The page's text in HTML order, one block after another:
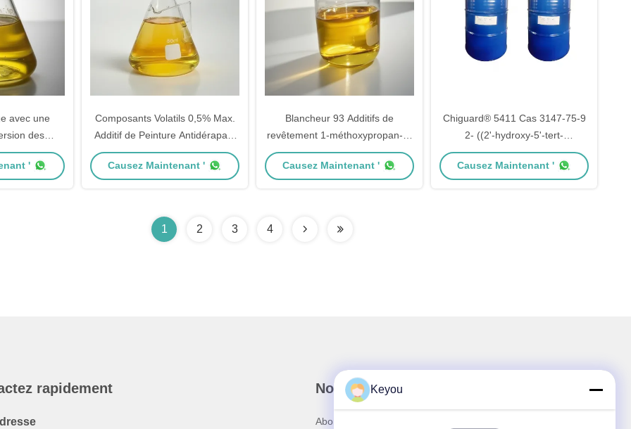
avec une
des
propriétés
'
Composants Volatils 0,5% Max.
Additif de Peinture Antidérapant
pour une Stabilité à Long Terme
dans les Revêtements
Causez Maintenant '
Blancheur 93 Additifs de
revêtement 1-méthoxypropan-2-
ol Dilution Nom chimique pour les
formulations de carbonate
Causez Maintenant '
Chiguard® 5411 Cas 3147-75-9
2- ((2'-hydroxy-5'-tert-
octylphényle) -benzotriazole UV
329
Causez Maintenant '
1 2 3 4
rapidement Notre newsletter
Abonnez-vous à notre newsletter pour des réductions et plus
Keyou